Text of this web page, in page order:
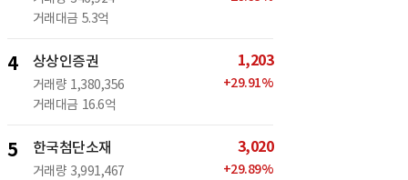
거래대금 5.3억
4 상상인증권
거래량 1,380,356
거래대금 16.6억
1,203
+29.91%
5 한국첨단소재
거래량 3,991,467
3,020
+29.89%